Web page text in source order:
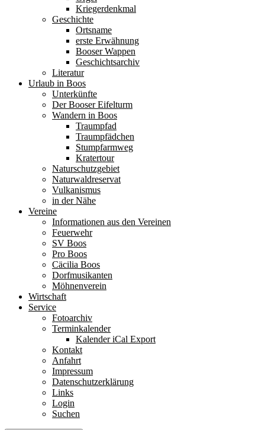
Kriegerdenkmal
Geschichte
Ortsname
erste Erwähnung
Booser Wappen
Geschichtsarchiv
Literatur
Urlaub in Boos
Unterkünfte
Der Booser Eifelturm
Wandern in Boos
Traumpfad
Traumpfädchen
Stumpfarmweg
Kratertour
Naturschutzgebiet
Naturwaldreservat
Vulkanismus
in der Nähe
Vereine
Informationen aus den Vereinen
Feuerwehr
SV Boos
Pro Boos
Cäcilia Boos
Dorfmusikanten
Möhnenverein
Wirtschaft
Service
Fotoarchiv
Terminkalender
Kalender iCal Export
Kontakt
Anfahrt
Impressum
Datenschutzerklärung
Links
Login
Suchen